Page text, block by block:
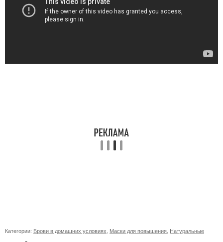
Категории: Брови в домашних условиях Маски для повышения Натуральные